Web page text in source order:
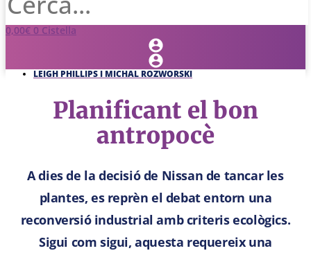
0,00€ 0 Cistella
LEIGH PHILLIPS I MICHAL ROZWORSKI
Planificant el bon
antropocè
A dies de la decisió de Nissan de tancar les
plantes, es reprèn el debat entorn una
reconversió industrial amb criteris ecològics.
Sigui com sigui, aquesta requereix una